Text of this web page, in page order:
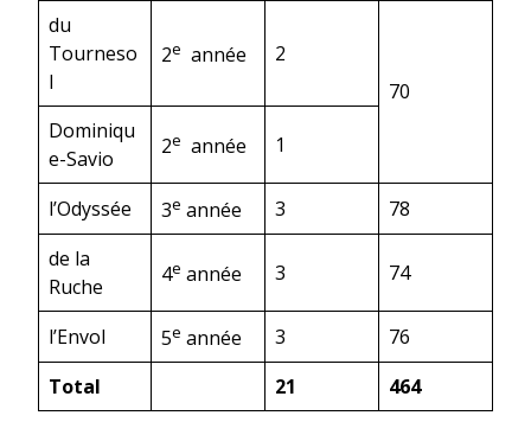
du
Tourneso
l
2e année
2
70
Dominiqu
e-Savio
2e année 1
l’Odyssée 3e année 3
78
de la
Ruche
4e année 3 74
l’Envol 5e année 3
76
Total
21 464